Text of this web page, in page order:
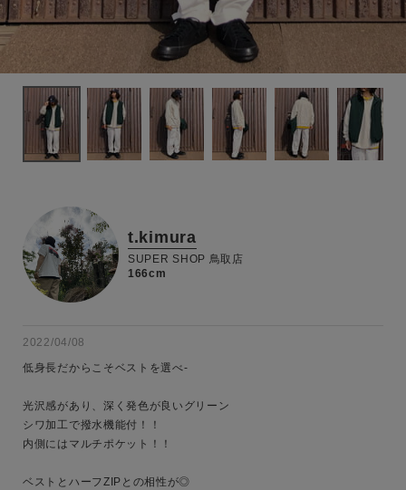
t.kimura
SUPER SHOP 鳥取店
166cm
2022/04/08
低身長だからこそベストを選べ-
光沢感があり、深く発色が良いグリーン
シワ加工で撥水機能付！！
内側にはマルチポケット！！
ベストとハーフZIPとの相性が◎